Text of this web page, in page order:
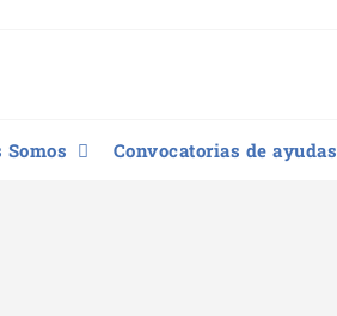
Somos Convocatorias de ayudas